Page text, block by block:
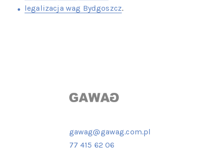
legalizacja wag Bydgoszcz.
gawag@gawag.com.pl
77 415 62 06